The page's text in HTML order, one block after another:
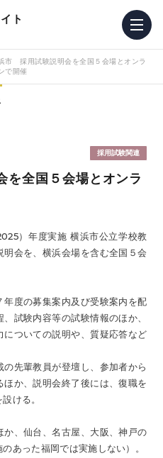
ト
市 採用試験説明会を全国５会場とオンラ
で開催
採用試験関連
全国５会場とオンラ
）年度実施 横浜市公立学校教
会を、横浜会場を含む全国５会
度の募集案内及び受験案内を配
試験内容等の試験情報のほか、
ついての説明や、質疑応答など
先輩教員が登壇し、参加者から
か、説明会終了後には、復職を
ける。
、仙台、名古屋、大阪、神戸の
あった福岡では実施しない）。